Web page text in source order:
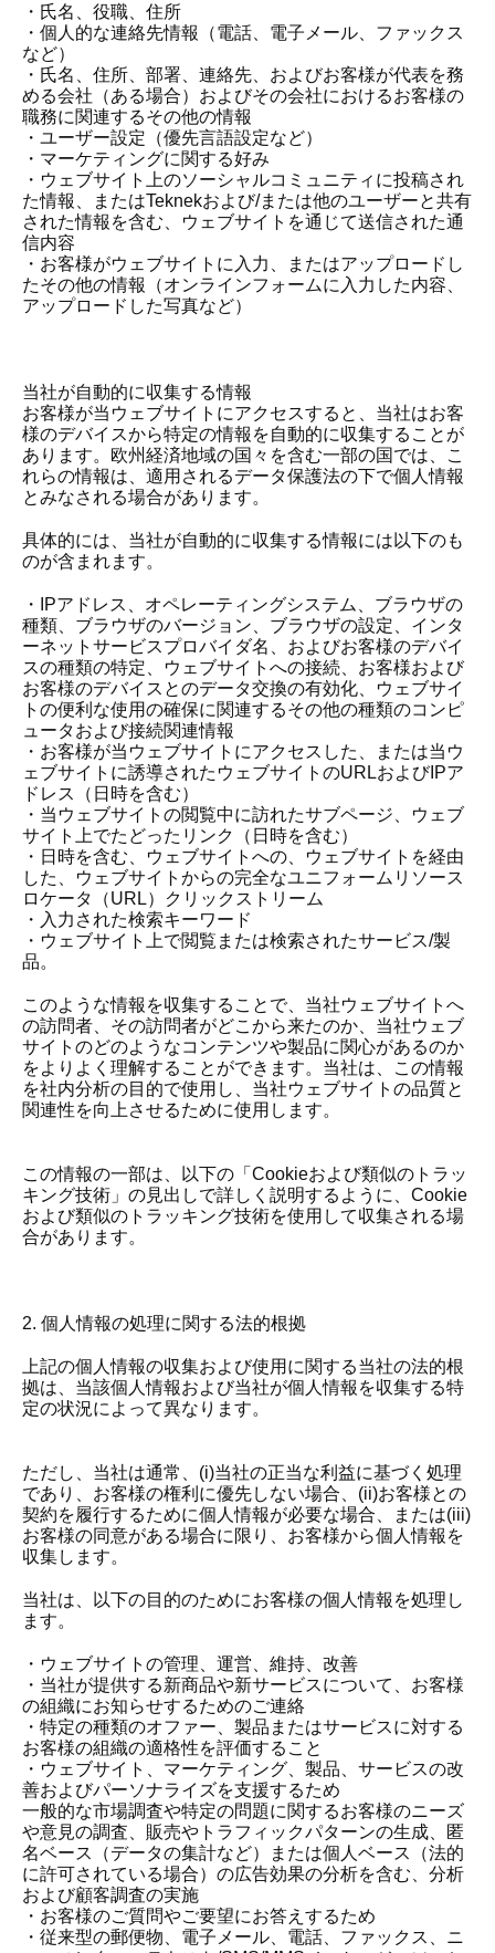
・氏名、役職、住所
・個人的な連絡先情報（電話、電子メール、ファックス
など）
・氏名、住所、部署、連絡先、およびお客様が代表を務
める会社（ある場合）およびその会社におけるお客様の
職務に関連するその他の情報
・ユーザー設定（優先言語設定など）
・マーケティングに関する好み
・ウェブサイト上のソーシャルコミュニティに投稿され
た情報、またはTeknekおよび/または他のユーザーと共有
された情報を含む、ウェブサイトを通じて送信された通
信内容
・お客様がウェブサイトに入力、またはアップロードし
たその他の情報（オンラインフォームに入力した内容、
アップロードした写真など）
当社が自動的に収集する情報
お客様が当ウェブサイトにアクセスすると、当社はお客
様のデバイスから特定の情報を自動的に収集することが
あります。欧州経済地域の国々を含む一部の国では、こ
れらの情報は、適用されるデータ保護法の下で個人情報
とみなされる場合があります。
具体的には、当社が自動的に収集する情報には以下のも
のが含まれます。
・IPアドレス、オペレーティングシステム、ブラウザの
種類、ブラウザのバージョン、ブラウザの設定、インタ
ーネットサービスプロバイダ名、およびお客様のデバイ
スの種類の特定、ウェブサイトへの接続、お客様および
お客様のデバイスとのデータ交換の有効化、ウェブサイ
トの便利な使用の確保に関連するその他の種類のコンピ
ュータおよび接続関連情報
・お客様が当ウェブサイトにアクセスした、または当ウ
ェブサイトに誘導されたウェブサイトのURLおよびIPア
ドレス（日時を含む）
・当ウェブサイトの閲覧中に訪れたサブページ、ウェブ
サイト上でたどったリンク（日時を含む）
・日時を含む、ウェブサイトへの、ウェブサイトを経由
した、ウェブサイトからの完全なユニフォームリソース
ロケータ（URL）クリックストリーム
・入力された検索キーワード
・ウェブサイト上で閲覧または検索されたサービス/製
品。
このような情報を収集することで、当社ウェブサイトへ
の訪問者、その訪問者がどこから来たのか、当社ウェブ
サイトのどのようなコンテンツや製品に関心があるのか
をよりよく理解することができます。当社は、この情報
を社内分析の目的で使用し、当社ウェブサイトの品質と
関連性を向上させるために使用します。
この情報の一部は、以下の「Cookieおよび類似のトラッ
キング技術」の見出しで詳しく説明するように、Cookie
および類似のトラッキング技術を使用して収集される場
合があります。
2. 個人情報の処理に関する法的根拠
上記の個人情報の収集および使用に関する当社の法的根
拠は、当該個人情報および当社が個人情報を収集する特
定の状況によって異なります。
ただし、当社は通常、(i)当社の正当な利益に基づく処理
であり、お客様の権利に優先しない場合、(ii)お客様との
契約を履行するために個人情報が必要な場合、または(iii)
お客様の同意がある場合に限り、お客様から個人情報を
収集します。
当社は、以下の目的のためにお客様の個人情報を処理し
ます。
・ウェブサイトの管理、運営、維持、改善
・当社が提供する新商品や新サービスについて、お客様
の組織にお知らせするためのご連絡
・特定の種類のオファー、製品またはサービスに対する
お客様の組織の適格性を評価すること
・ウェブサイト、マーケティング、製品、サービスの改
善およびパーソナライズを支援するため
一般的な市場調査や特定の問題に関するお客様のニーズ
や意見の調査、販売やトラフィックパターンの生成、匿
名ベース（データの集計など）または個人ベース（法的
に許可されている場合）の広告効果の分析を含む、分析
および顧客調査の実施
・お客様のご質問やご要望にお答えするため
・従来型の郵便物、電子メール、電話、ファックス、ニ